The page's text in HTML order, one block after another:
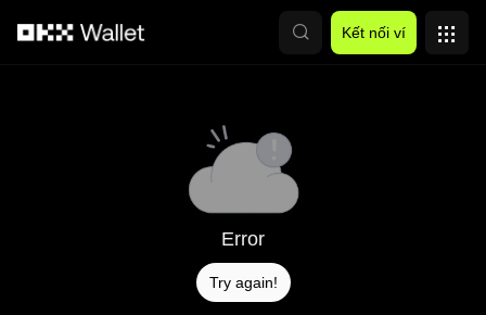
Kết nối ví
Error
Try again!